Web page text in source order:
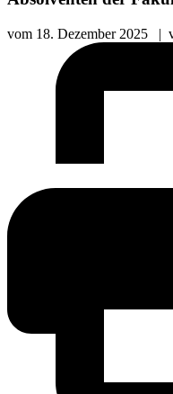
vom 18. Dezember 2025 |